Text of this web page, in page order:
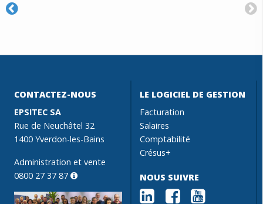
CONTACTEZ-NOUS
EPSITEC SA
Rue de Neuchâtel 32
1400 Yverdon-les-Bains
Administration et vente
0800 27 37 87
LE LOGICIEL DE GESTION
Facturation
Salaires
Comptabilité
Crésus+
NOUS SUIVRE